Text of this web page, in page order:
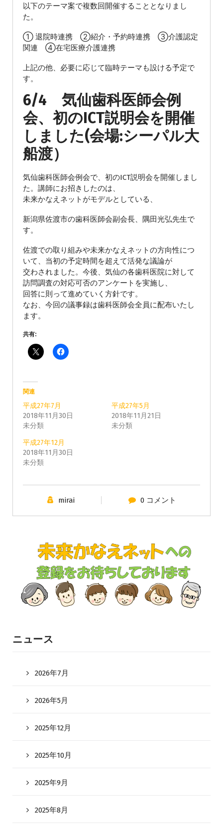
以下のテーマ案で複数回開催することとなりまし
た。
① 退院時連携 ②紹介・予約時連携 ③介護認定
関連 ④在宅医療介護連携
上記の他、必要に応じて臨時テーマも設ける予定で
す。
6/4 気仙歯科医師会例
会、初のICT説明会を開催
しました(会場:シーパル大
船渡）
気仙歯科医師会例会で、初のICT説明会を開催しまし
た。講師にお招きしたのは、
未来かなえネットがモデルとしている、
新潟県佐渡市の歯科医師会副会長、隅田光弘先生で
す。
佐渡での取り組みや未来かなえネットの方向性につ
いて、当初の予定時間を超えて活発な議論が
交わされました。今後、気仙の各歯科医院に対して
訪問調査の対応可否のアンケートを実施し、
回答に則って進めていく方針です。
なお、今回の議事録は歯科医師会全員に配布いたし
ます。
共有:
関連
平成27年7月
2018年11月30日
未分類
平成27年5月
2018年11月21日
未分類
平成27年12月
2018年11月30日
未分類
mirai 0 コメント
ニュース
2026年7月
2026年5月
2025年12月
2025年10月
2025年9月
2025年8月